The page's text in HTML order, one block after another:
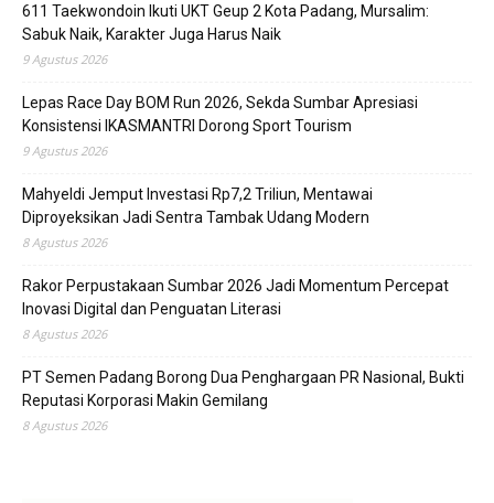
611 Taekwondoin Ikuti UKT Geup 2 Kota Padang, Mursalim:
Sabuk Naik, Karakter Juga Harus Naik
9 Agustus 2026
Lepas Race Day BOM Run 2026, Sekda Sumbar Apresiasi
Konsistensi IKASMANTRI Dorong Sport Tourism
9 Agustus 2026
Mahyeldi Jemput Investasi Rp7,2 Triliun, Mentawai
Diproyeksikan Jadi Sentra Tambak Udang Modern
8 Agustus 2026
Rakor Perpustakaan Sumbar 2026 Jadi Momentum Percepat
Inovasi Digital dan Penguatan Literasi
8 Agustus 2026
PT Semen Padang Borong Dua Penghargaan PR Nasional, Bukti
Reputasi Korporasi Makin Gemilang
8 Agustus 2026